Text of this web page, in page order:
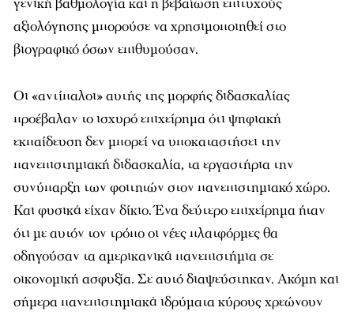
αξιολόγησης μπορούσε να χρησιμοποιηθεί στο
βιογραφικό όσων επιθυμούσαν.
Οι «αντίπαλοι» αυτής της μορφής διδασκαλίας
προέβαλαν το ισχυρό επιχείρημα ότι ψηφιακή
εκπαίδευση δεν μπορεί να υποκαταστήσει την
πανεπιστημιακή διδασκαλία, τα εργαστήρια την
συνύπαρξη των φοιτητών στον πανεπιστημιακό χώρο.
Και φυσικά είχαν δίκιο. Ένα δεύτερο επιχείρημα ήταν
ότι με αυτόν τον τρόπο οι νέες πλατφόρμες θα
οδηγούσαν τα αμερικανικά πανεπιστήμια σε
οικονομική ασφυξία. Σε αυτό διαψεύστηκαν. Ακόμη και
σήμερα πανεπιστημιακά ιδρύματα κύρους χρεώνουν